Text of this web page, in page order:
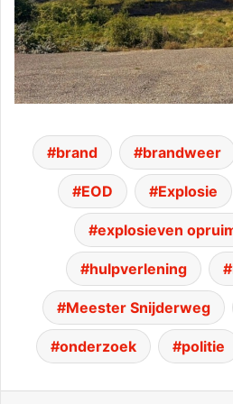
brand brandweer
EOD Explosie
explosieven
hulpverlening
Meester Snijderweg
onderzoek politie